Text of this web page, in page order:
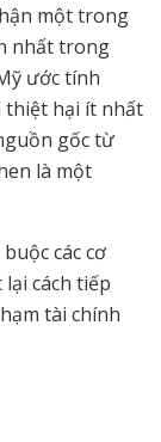
một trong
nhất trong
ước tính
thiệt hại ít nhất
gốc từ
là một
các cơ
cách tiếp
tài chính